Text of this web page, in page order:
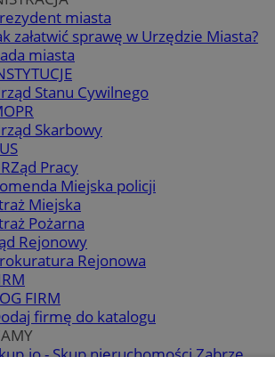
miasta
załatwić sprawę w Urzędzie Miasta?
miasta
Stanu Cywilnego
Skarbowy
Pracy
Miejska policji
Miejska
Pożarna
Rejonowy
Rejonowa
FIRM
firmę do katalogu
- Skup nieruchomości Zabrze